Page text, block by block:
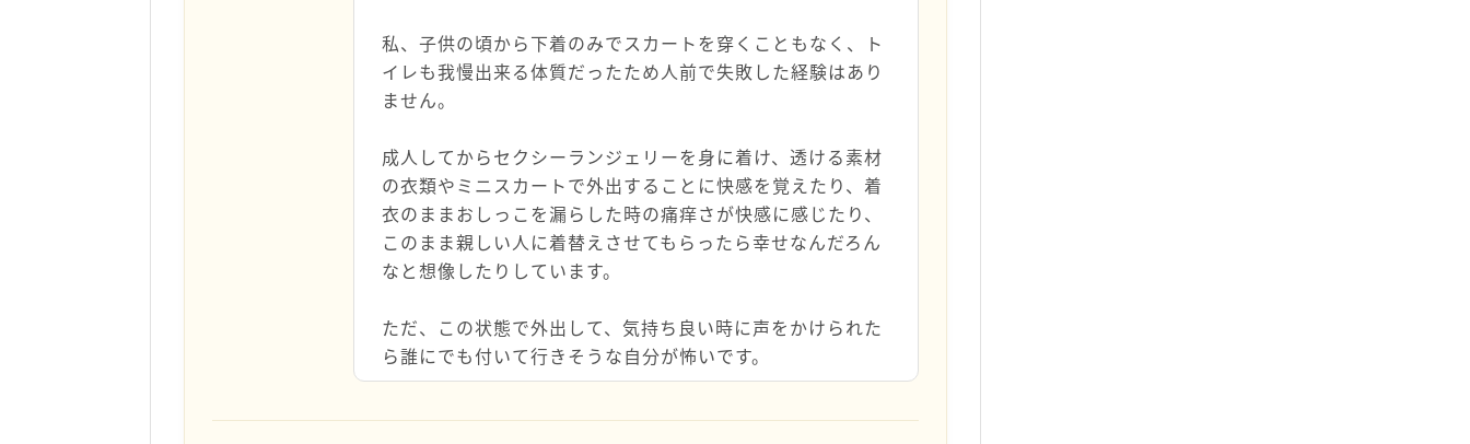
私、子供の頃から下着のみでスカートを穿くこともなく、ト
イレも我慢出来る体質だったため人前で失敗した経験はあり
ません。
成人してからセクシーランジェリーを身に着け、透ける素材
の衣類やミニスカートで外出することに快感を覚えたり、着
衣のままおしっこを漏らした時の痛痒さが快感に感じたり、
このまま親しい人に着替えさせてもらったら幸せなんだろん
なと想像したりしています。
ただ、この状態で外出して、気持ち良い時に声をかけられた
ら誰にでも付いて行きそうな自分が怖いです。